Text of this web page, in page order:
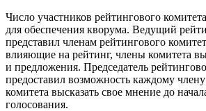
Число участников рейтингового
для обеспечения кворума. Ведущий
представил членам рейтингового
влияющие на рейтинг, члены комитета
и предложения. Председатель
предоставил возможность каждому
комитета высказать свое мнение до
голосования.